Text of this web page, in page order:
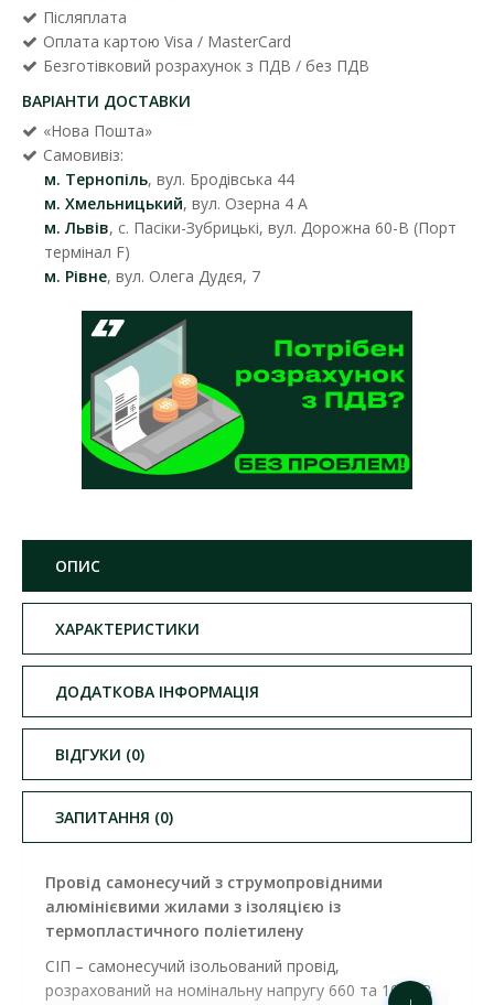
Післяплата
Оплата картою Visa / MasterCard
Безготівковий розрахунок з ПДВ / без ПДВ
ВАРІАНТИ ДОСТАВКИ
«Нова Пошта»
Самовивіз:
м. Тернопіль, вул. Бродівська 44
м. Хмельницький, вул. Озерна 4 А
м. Львів, с. Пасіки-Зубрицькі, вул. Дорожна 60-В (Порт
термінал F)
м. Рівне, вул. Олега Дудєя, 7
ОПИС
ХАРАКТЕРИСТИКИ
ДОДАТКОВА ІНФОРМАЦІЯ
ВІДГУКИ (0)
ЗАПИТАННЯ (0)
Провід самонесучий з струмопровідними
алюмінієвими жилами з ізоляцією із
термопластичного поліетилену
СІП – самонесучий ізольований провід,
розрахований на номінальну напругу 660 та 1000 В